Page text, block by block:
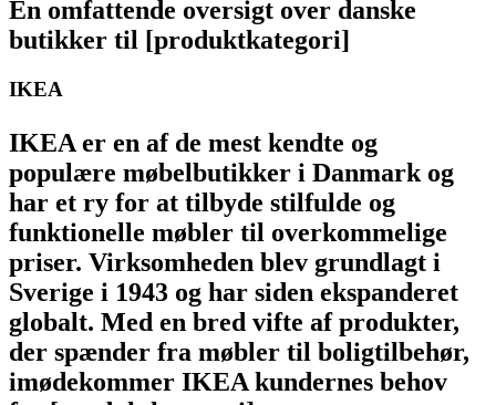
En omfattende oversigt over danske
butikker til [produktkategori]
IKEA
IKEA er en af de mest kendte og
populære møbelbutikker i Danmark og
har et ry for at tilbyde stilfulde og
funktionelle møbler til overkommelige
priser. Virksomheden blev grundlagt i
Sverige i 1943 og har siden ekspanderet
globalt. Med en bred vifte af produkter,
der spænder fra møbler til boligtilbehør,
imødekommer IKEA kundernes behov